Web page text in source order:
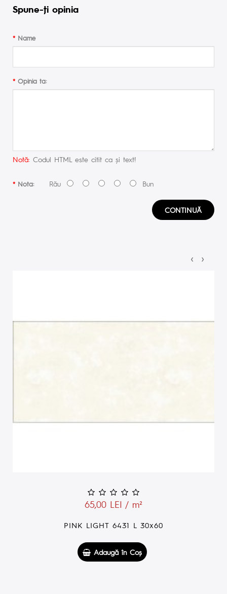
Spune-ţi opinia
Name
Opinia ta:
Notă: Codul HTML este citit ca şi text!
Nota:Rău Bun
CONTINUĂ
39,00 LEI / m²
PINK DECOR 6431 LUSTER 30x60
Adaugă în Coş
‹ ›